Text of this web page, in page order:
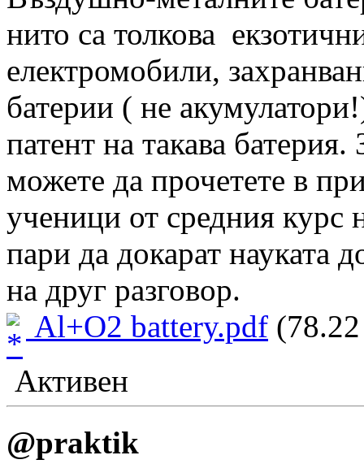
нито са толкова
електромобили,
батерии ( не
патент на такава
можете да прочетете в
ученици от средния курс
пари да докарат науката
на друг разговор.
Al+O2 battery.pdf
Активен
@praktik